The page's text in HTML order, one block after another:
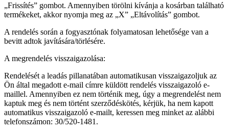
„Frissítés” gombot. Amennyiben törölni kívánja a kosárban található
termékeket, akkor nyomja meg az „X” „Eltávolítás” gombot.
A rendelés során a fogyasztónak folyamatosan lehetősége van a
bevitt adtok javítására/törlésére.
A megrendelés visszaigazolása:
Rendelését a leadás pillanatában automatikusan visszaigazoljuk az
Ön által megadott e-mail címre küldött rendelés visszaigazoló e-
maillel. Amennyiben ez nem történik meg, úgy a megrendelést nem
kaptuk meg és nem történt szerződéskötés, kérjük, ha nem kapott
automatikus visszaigazoló e-mailt, keressen meg minket az alábbi
telefonszámon: 30/520-1481.